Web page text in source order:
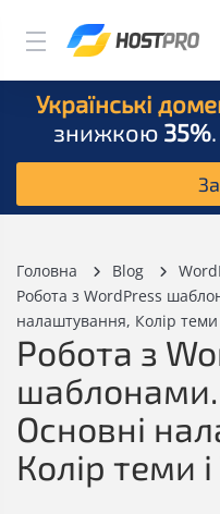
Українські
знижкою 35%
Головна Blog
Робота з WordPress
налаштування, Колір теми
Робота з
шаблонами.
Основні
Колір теми